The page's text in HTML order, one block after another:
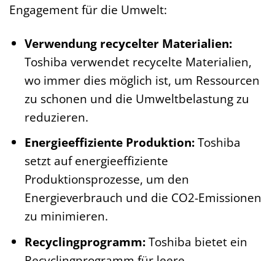
Engagement für die Umwelt:
Verwendung recycelter Materialien:
Toshiba verwendet recycelte Materialien,
wo immer dies möglich ist, um Ressourcen
zu schonen und die Umweltbelastung zu
reduzieren.
Energieeffiziente Produktion:Toshiba
setzt auf energieeffiziente
Produktionsprozesse, um den
Energieverbrauch und die CO2-Emissionen
zu minimieren.
Recyclingprogramm:Toshiba bietet ein